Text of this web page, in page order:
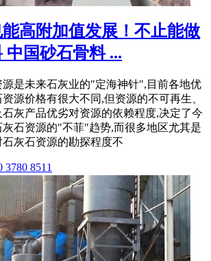
高附加值发展！不止能做
中国砂石骨料 ...
是未来石灰业的"定海神针",目前各地优
源价格有很大不同,但资源的不可再生、
灰产品优劣对资源的依赖程度,决定了今
灰石资源的"不菲"趋势,而很多地区尤其是
灰石资源的勘探程度不
8511